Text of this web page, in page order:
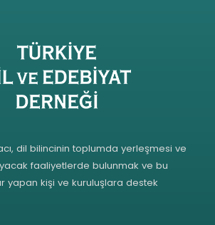
dil bilincinin toplumda yerleşmesi ve
faaliyetlerde bulunmak ve bu
yapan kişi ve kuruluşlara destek